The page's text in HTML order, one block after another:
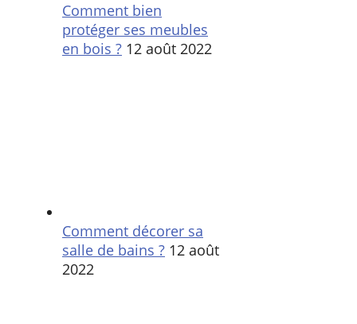
Comment bien
protéger ses meubles
en bois ? 12 août 2022
Comment décorer sa
salle de bains ? 12 août
2022